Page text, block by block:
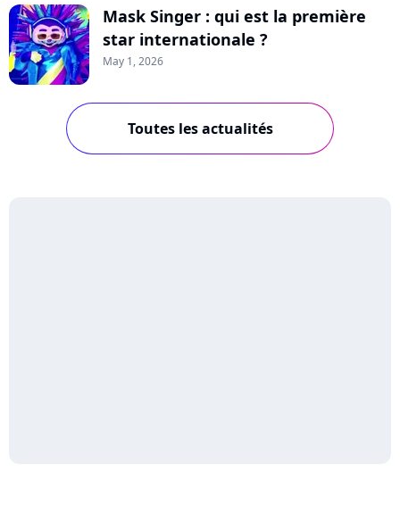
Mask Singer : qui est la première
star internationale ?
May 1, 2026
Toutes les actualités